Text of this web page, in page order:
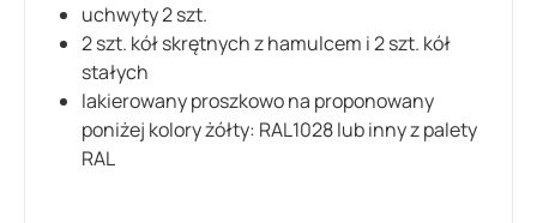
uchwyty 2 szt.
2 szt. kół skrętnych z hamulcem i 2 szt. kół
stałych
lakierowany proszkowo na proponowany
poniżej kolory żółty: RAL1028 lub inny z palety
RAL